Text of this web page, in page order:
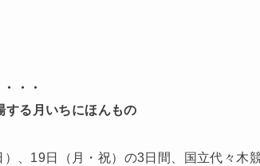
・・
する月いちにほんもの
、19日（月・祝）の3日間、国立代々木